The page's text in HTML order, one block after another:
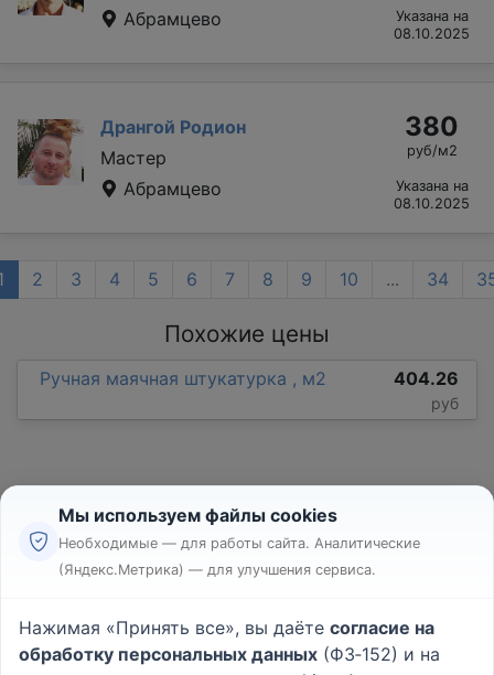
Абрамцево
Указана на
08.10.2025
Дрангой Родион
Мастер
Абрамцево
380
руб/м2
Указана на
08.10.2025
2 3 4 5 6 7 8 9 10 ... 34
Похожие цены
Ручная маячная штукатурка , м2 404.26
руб
Реклама
Пользовательское соглашение
Политика конфиденциальности
Мы используем файлы cookies
Необходимые — для работы сайта. Аналитические
(Яндекс.Метрика) — для улучшения сервиса.
Нажимая «Принять все», вы даёте согласие на
обработку персональных данных (ФЗ‑152) и на